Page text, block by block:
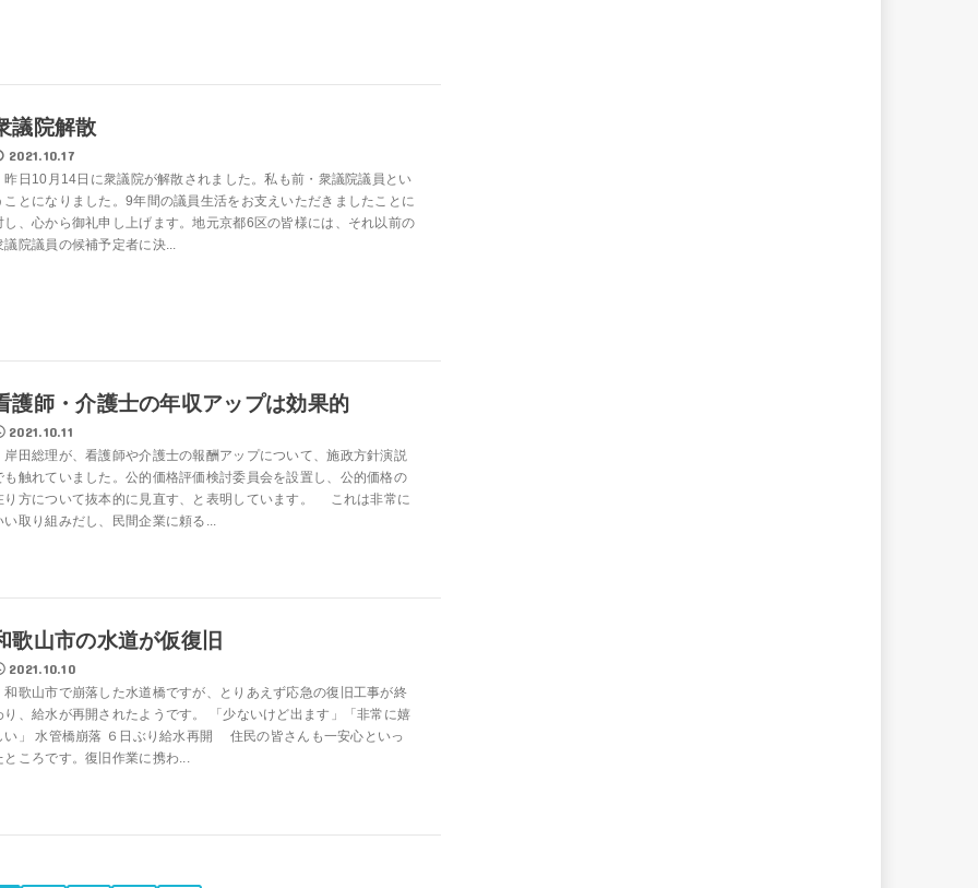
議院解散
2021.10.17
日10月14日に衆議院が解散されました。私も前・衆議院議員とい
ことになりました。9年間の議員生活をお支えいただきましたことに
し、心から御礼申し上げます。地元京都6区の皆様には、それ以前の
議院議員の候補予定者に決...
護師・介護士の年収アップは効果的
2021.10.11
田総理が、看護師や介護士の報酬アップについて、施政方針演説
も触れていました。公的価格評価検討委員会を設置し、公的価格の
り方について抜本的に見直す、と表明しています。 これは非常に
い取り組みだし、民間企業に頼る...
歌山市の水道が仮復旧
2021.10.10
歌山市で崩落した水道橋ですが、とりあえず応急の復旧工事が終
り、給水が再開されたようです。 「少ないけど出ます」「非常に嬉
い」 水管橋崩落 ６日ぶり給水再開 住民の皆さんも一安心といっ
ところです。復旧作業に携わ...